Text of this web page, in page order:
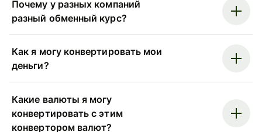
Почему у разных компаний
разный обменный курс?
Как я могу конвертировать мои
деньги?
Какие валюты я могу
конвертировать с этим
конвертором валют?